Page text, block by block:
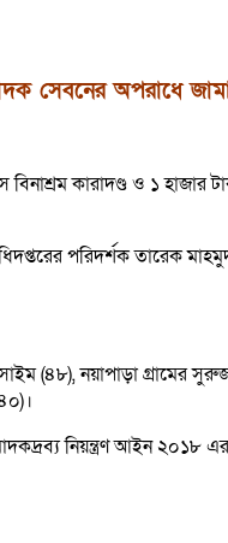
সেবনের অপরাধে
কারাদণ্ড ও ১ হাজার
পরিদর্শক তারেক
নয়াপাড়া গ্রামের সুরুজ
নিয়ন্ত্রণ আইন